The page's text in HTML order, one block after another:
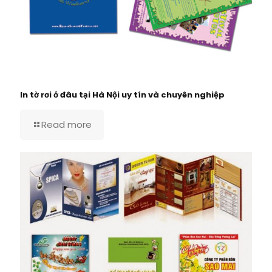
In tờ rơi ở đâu tại Hà Nội uy tín và chuyên nghiệp
Read more